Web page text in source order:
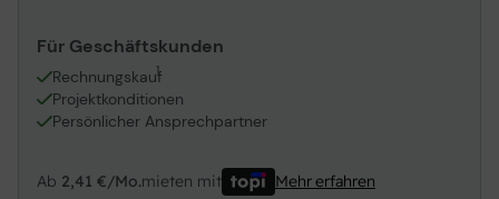
Für Geschäftskunden
Rechnungskauf
1
Projektkonditionen
Persönlicher Ansprechpartner
Ab 2,41 €/Mo.mieten mit Mehr erfahren